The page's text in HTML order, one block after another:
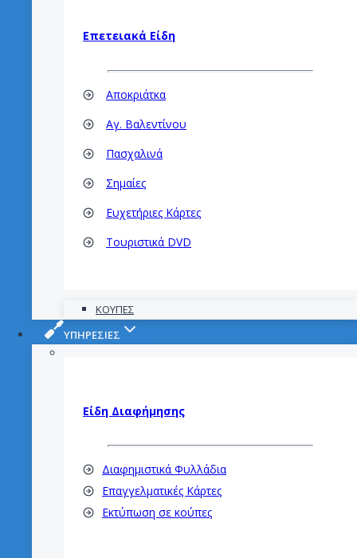
Επετειακά Είδη
Αποκριάτκα
Αγ. Βαλεντίνου
Πασχαλινά
Σημαίες
Ευχετήριες Κάρτες
Τουριστικά DVD
ΚΟΥΠΕΣ
ΥΠΗΡΕΣΙΕΣ
Είδη Διαφήμησης
Διαφημιστικά Φυλλάδια
Επαγγελματικές Κάρτες
Εκτύπωση σε κούπες